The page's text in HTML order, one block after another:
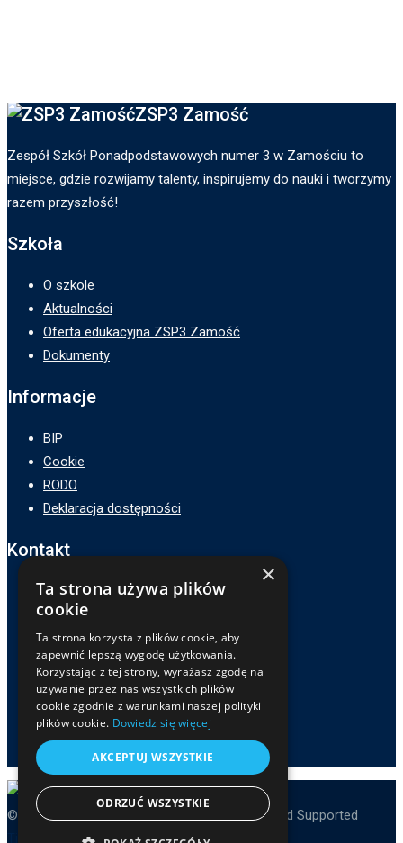
ZSP3 Zamość
Zespół Szkół Ponadpodstawowych numer 3 w Zamościu to
miejsce, gdzie rozwijamy talenty, inspirujemy do nauki i tworzymy
razem przyszłość!
Szkoła
O szkole
Aktualności
Oferta edukacyjna ZSP3 Zamość
Dokumenty
Informacje
BIP
Cookie
RODO
Deklaracja dostępności
Kontakt
Adres :
ZSP3 w Zamościu
ul. Hetmana Jana Zamoyskiego 62,
22-400 Zamość
Telefon :
84 639-81-32
E-mail :
sekretariat@zsp3zamosc.pl
© Copyright ZSP3 Zamość 2025. Developed and Supported
and ZSP3 Admins.
×
Ta strona używa plików
cookie
Ta strona korzysta z plików cookie, aby
zapewnić lepszą wygodę użytkowania.
Korzystając z tej strony, wyrażasz zgodę na
używanie przez nas wszystkich plików
cookie zgodnie z warunkami naszej polityki
plików cookie. Dowiedz się więcej
AKCEPTUJ WSZYSTKIE
ODRZUĆ WSZYSTKIE